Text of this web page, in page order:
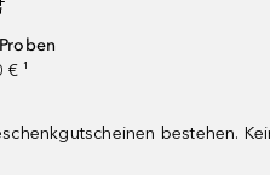
€ ¹
bestehen.